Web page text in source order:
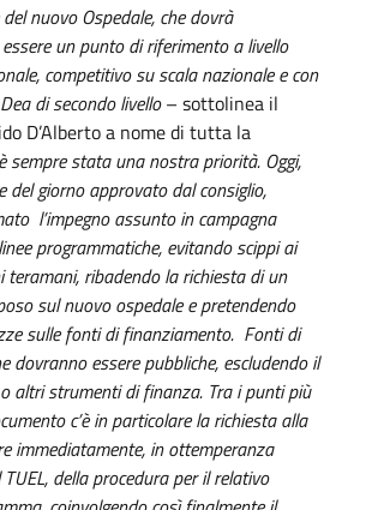
nuovo Ospedale, che dovrà
un punto di riferimento a livello
competitivo su scala nazionale e con
di secondo livello– sottolinea il
D’Alberto a nome di tutta la
è sempre stata una nostra priorità. Oggi,
del giorno approvato dal consiglio,
l’impegno assunto in campagna
programmatiche, evitando scippi ai
teramani, ribadendo la richiesta di un
sul nuovo ospedale e pretendendo
sulle fonti di finanziamento. Fonti di
dovranno essere pubbliche, escludendo il
altri strumenti di finanza. Tra i punti più
c’è in particolare la richiesta alla
immediatamente, in ottemperanza
della procedura per il relativo